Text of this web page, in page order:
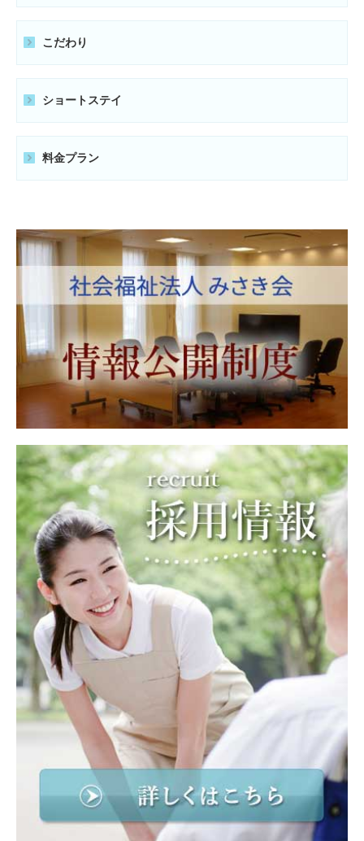
こだわり
ショートステイ
料金プラン